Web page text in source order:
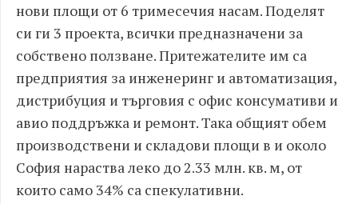
нови площи от 6 тримесечия насам. Поделят
си ги 3 проекта, всички предназначени за
собствено ползване. Притежателите им са
предприятия за инженеринг и автоматизация,
дистрибуция и търговия с офис консумативи и
авио поддръжка и ремонт. Така общият обем
производствени и складови площи в и около
София нараства леко до 2.33 млн. кв. м, от
които само 34% са спекулативни.